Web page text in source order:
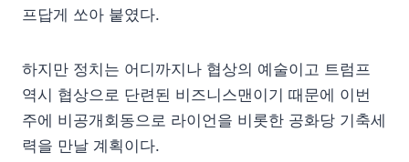
프답게 쏘아 붙였다.
하지만 정치는 어디까지나 협상의 예술이고 트럼프
역시 협상으로 단련된 비즈니스맨이기 때문에 이번
주에 비공개회동으로 라이언을 비롯한 공화당 기축세
력을 만날 계획이다.